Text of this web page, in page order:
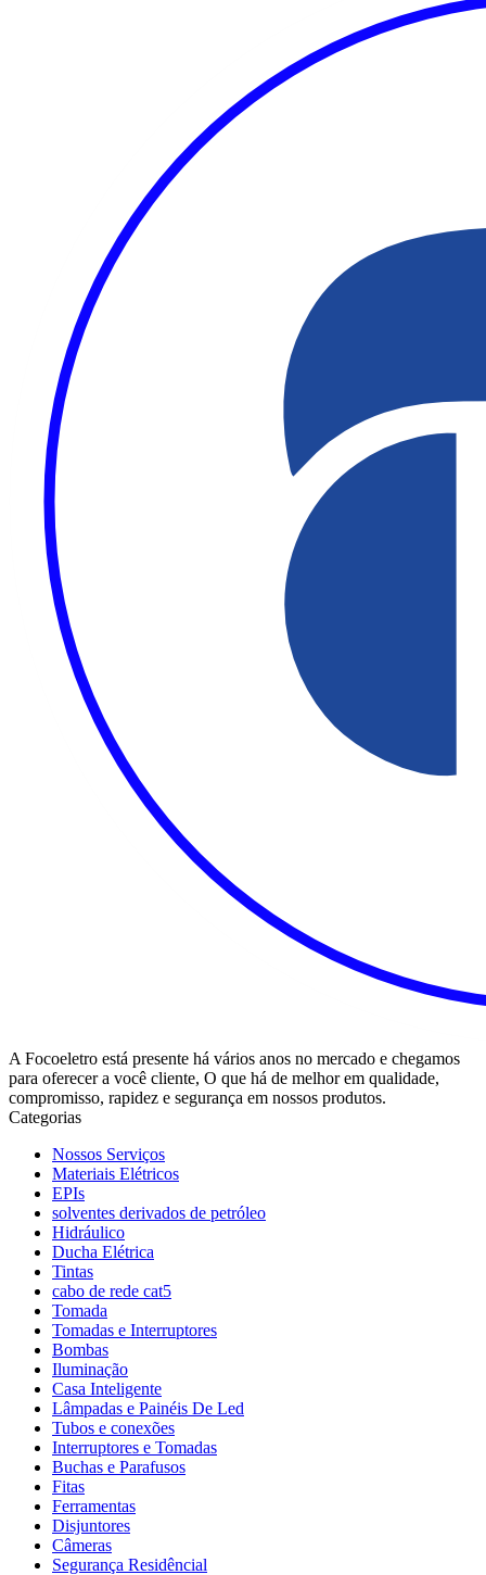
A Focoeletro está presente há vários anos no mercado e chegamos
para oferecer a você cliente, O que há de melhor em qualidade,
compromisso, rapidez e segurança em nossos produtos.
Categorias
Nossos Serviços
Materiais Elétricos
EPIs
solventes derivados de petróleo
Hidráulico
Ducha Elétrica
Tintas
cabo de rede cat5
Tomada
Tomadas e Interruptores
Bombas
Iluminação
Casa Inteligente
Lâmpadas e Painéis De Led
Tubos e conexões
Interruptores e Tomadas
Buchas e Parafusos
Fitas
Ferramentas
Disjuntores
Câmeras
Segurança Residêncial